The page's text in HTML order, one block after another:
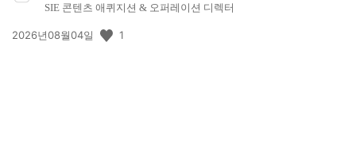
SIE 콘텐츠 애퀴지션 & 오퍼레이션 디렉터
공
2026년08월04일 1